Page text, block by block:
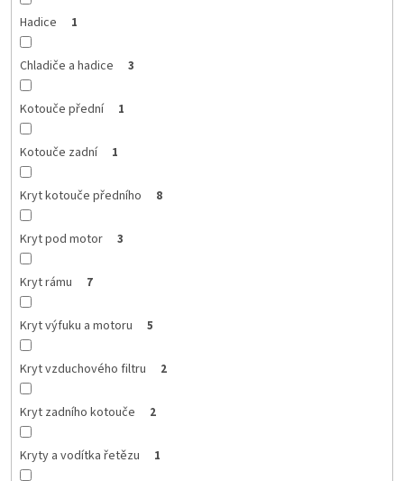
Hadice 1
Chladiče a hadice 3
Kotouče přední 1
Kotouče zadní 1
Kryt kotouče předního 8
Kryt pod motor 3
Kryt rámu 7
Kryt výfuku a motoru 5
Kryt vzduchového filtru 2
Kryt zadního kotouče 2
Kryty a vodítka řetězu 1